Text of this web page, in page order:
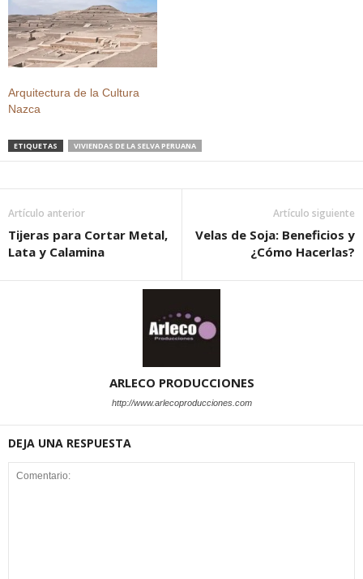
Arquitectura de la Cultura
Nazca
ETIQUETAS VIVIENDAS DE LA SELVA PERUANA
Artículo anterior
Tijeras para Cortar Metal,
Lata y Calamina
Artículo siguiente
Velas de Soja: Beneficios y
¿Cómo Hacerlas?
ARLECO PRODUCCIONES
http://www.arlecoproducciones.com
DEJA UNA RESPUESTA